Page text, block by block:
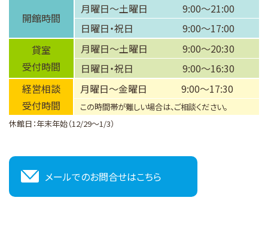
開館時間
月曜日～土曜日
9:00～21:00
日曜日・祝日
9:00～17:00
貸室
受付時間
月曜日～土曜日
9:00～20:30
日曜日・祝日
9:00～16:30
経営相談
受付時間
月曜日～金曜日 9:00～17:30
この時間帯が難しい場合は、ご相談ください。
休館日：年末年始（12/29～1/3）
メールでのお問合せはこちら